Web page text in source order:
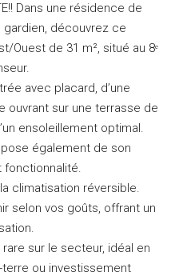
Dans une résidence de
gardien, découvrez ce
Ouest de 31 m², situé au 8ᵉ
avec placard, d’une
ouvrant sur une terrasse de
ensoleillement optimal.
également de son
fonctionnalité.
climatisation réversible.
selon vos goûts, offrant un
sur le secteur, idéal en
ou investissement